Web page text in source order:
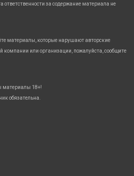
за содержание материала не
материалы, которые нарушают авторские
или организации, пожалуйста, сообщите
материалы 18+!
обязательна.